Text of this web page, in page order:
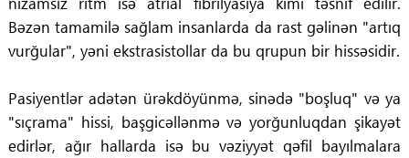
Bəzən tamamilə sağlam insanlarda da rast gəlinən "artıq
vurğular", yəni ekstrasistollar da bu qrupun bir hissəsidir.
Pasiyentlər adətən ürəkdöyünmə, sinədə "boşluq" və ya
"sıçrama" hissi, başgicəllənmə və yorğunluqdan şikayət
edirlər, ağır hallarda isə bu vəziyyət qəfil bayılmalara